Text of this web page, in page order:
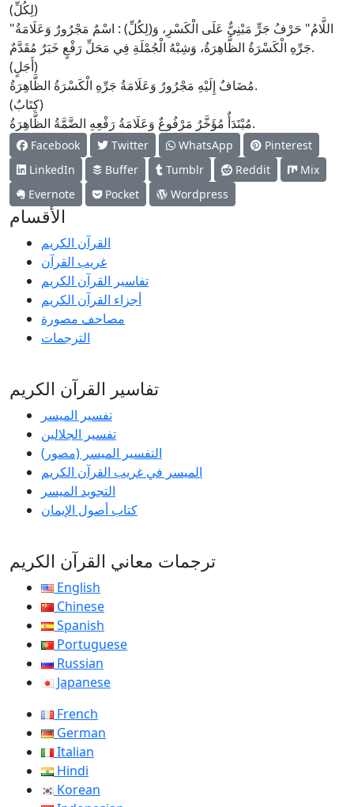
(لِكُلِّ)
"
اللَّامُ" حَرْفُ جَرٍّ مَبْنِيٌّ عَلَى الْكَسْرِ، وَ(لِكُلِّ) : اسْمٌ مَجْرُورٌ وَعَلَامَةُ
جَرِّهِ الْكَسْرَةُ الظَّاهِرَةُ، وَشِبْهُ الْجُمْلَةِ فِي مَحَلِّ رَفْعٍ خَبَرٌ مُقَدَّمٌ.
(أَجَلٍ)
مُضَافٌ إِلَيْهِ مَجْرُورٌ وَعَلَامَةُ جَرِّهِ الْكَسْرَةُ الظَّاهِرَةُ.
(كِتَابٌ)
مُبْتَدَأٌ مُؤَخَّرٌ مَرْفُوعٌ وَعَلَامَةُ رَفْعِهِ الضَّمَّةُ الظَّاهِرَةُ.
Facebook Twitter WhatsApp
Pinterest
LinkedIn
Buffer Tumblr Reddit
Mix
Evernote
Pocket Wordpress
الأقسام
القرآن الكريم
غريب القرآن
تفاسير القرآن الكريم
أجزاء القرآن الكريم
مصاحف مصورة
الترجمات
تفاسير القرآن الكريم
تفسير المیسر
تفسير الجلالين
التفسير الميسر (مصور)
الميسر في غريب القرآن الكريم
التجويد الميسر
كتاب أصول الإيمان
ترجمات معاني القرآن الكريم
English
Chinese
Spanish
Portuguese
Russian
Japanese
French
German
Italian
Hindi
Korean